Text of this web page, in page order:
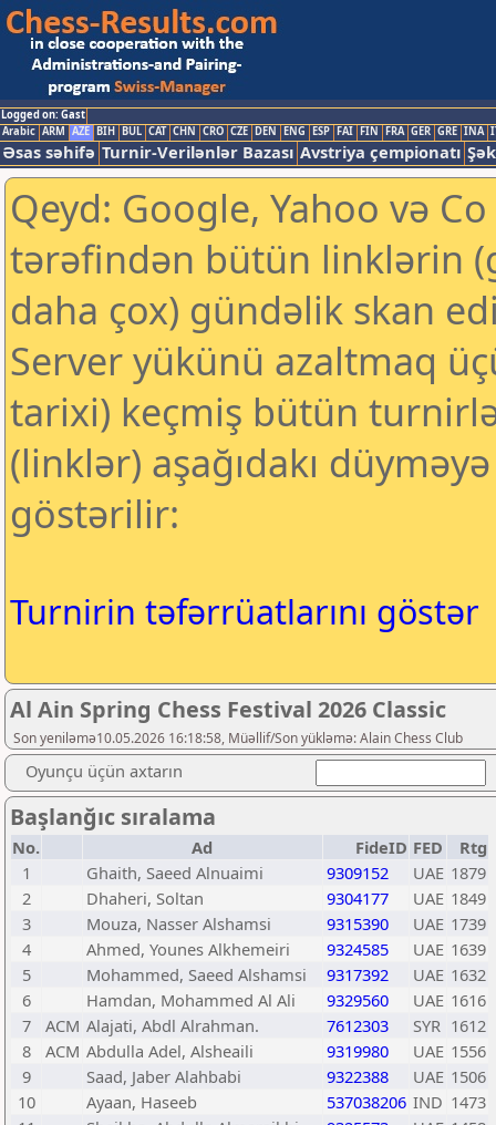
Logged on: Gast
Arabic ARM AZE BIH BUL CAT CHN CRO CZE DEN ENG ESP FAI FIN FRA GER GRE INA
Əsas səhifə Turnir-Verilənlər Bazası Avstriya çempionatı
Qeyd: Google, Yahoo və
tərəfindən bütün linklərin
daha çox) gündəlik skan
Server yükünü azaltmaq
tarixi) keçmiş bütün
(linklər) aşağıdakı
göstərilir:
Turnirin təfərrüatlarını göstər
Al Ain Spring Chess Festival 2026 Classic
Son yeniləmə10.05.2026 16:18:58, Müəllif/Son yükləmə: Alain Chess Club
Oyunçu üçün axtarın
Başlanğıc sıralama
No. Ad FideID FED
Rtg
1
Ghaith, Saeed Alnuaimi 9309152 UAE 1879
2
Dhaheri, Soltan 9304177 UAE 1849
3
Mouza, Nasser Alshamsi 9315390 UAE 1739
4
Ahmed, Younes Alkhemeiri 9324585 UAE 1639
5
Mohammed, Saeed Alshamsi 9317392 UAE 1632
6
Hamdan, Mohammed Al Ali 9329560 UAE 1616
7
ACM Alajati, Abdl Alrahman. 7612303 SYR 1612
8
ACM Abdulla Adel, Alsheaili 9319980 UAE 1556
9
Saad, Jaber Alahbabi 9322388 UAE 1506
10
Ayaan, Haseeb 537038206 IND 1473